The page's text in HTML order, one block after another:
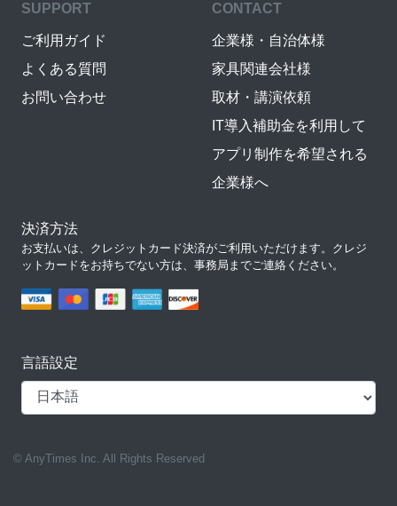
SUPPORT
ご利用ガイド
よくある質問
お問い合わせ
CONTACT
企業様・自治体様
家具関連会社様
取材・講演依頼
IT導入補助金を利用して
アプリ制作を希望される
企業様へ
決済方法
お支払いは、クレジットカード決済がご利用いただけます。クレジ
ットカードをお持ちでない方は、事務局までご連絡ください。
言語設定
© AnyTimes Inc. All Rights Reserved